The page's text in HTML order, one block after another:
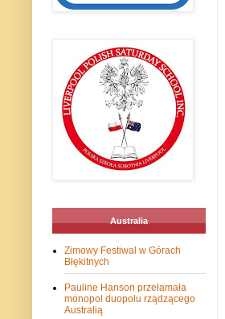
Australia
Zimowy Festiwal w Górach
Błękitnych
Pauline Hanson przełamała
monopol duopolu rządzącego
Australią